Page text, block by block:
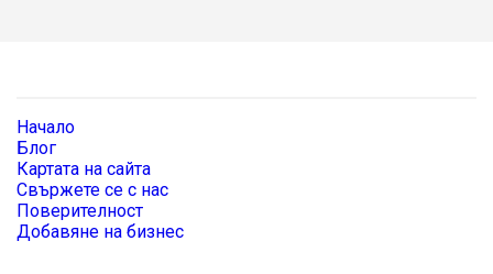
Начало
Блог
Картата на сайта
Свържете се с нас
Поверителност
Добавяне на бизнес